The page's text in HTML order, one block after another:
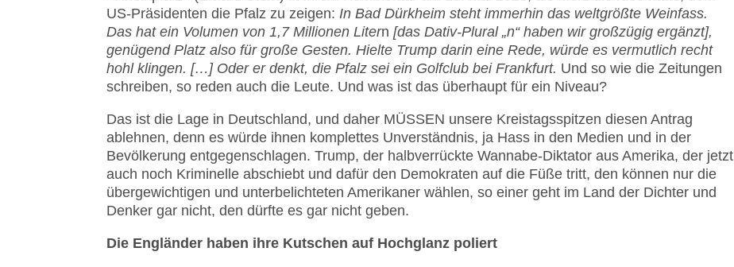
US-Präsidenten die Pfalz zu zeigen:In Bad Dürkheim steht immerhin das welt­größ­te Wein­fass.
Das hat ein Volumen von 1,7 Millionen Litern [das Dativ-Plural „n“ haben wir großzügig ergänzt],
genügend Platz also für große Gesten. Hielte Trump darin eine Re­de, würde es vermutlich recht
hohl klingen.[…] Oder er denkt, die Pfalz sei ein Golfclub bei Frankfurt. Und so wie die Zeitungen
schreiben, so reden auch die Leute. Und was ist das überhaupt für ein Niveau?
Das ist die Lage in Deutschland, und daher MÜS­SEN unsere Kreistags­spit­zen diesen Antrag
ablehnen, denn es würde ihnen komplettes Unverständnis, ja Hass in den Medien und in der
Bevölkerung entgegen­schlagen. Trump, der halbverrückte Wannabe-Diktator aus Amerika, der jetzt
auch noch Kriminelle abschiebt und dafür den Demokraten auf die Füße tritt, den können nur die
über­ge­wich­ti­gen und unterbelichteten Amerikaner wählen, so einer geht im Land der Dichter und
Den­ker gar nicht, den dürfte es gar nicht geben.
Die Engländer haben ihre Kutschen auf Hochglanz poliert